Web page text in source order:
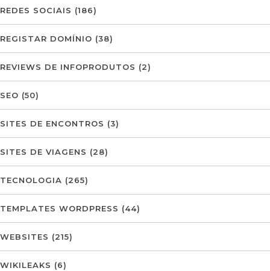
REDES SOCIAIS (186)
REGISTAR DOMÍNIO (38)
REVIEWS DE INFOPRODUTOS (2)
SEO (50)
SITES DE ENCONTROS (3)
SITES DE VIAGENS (28)
TECNOLOGIA (265)
TEMPLATES WORDPRESS (44)
WEBSITES (215)
WIKILEAKS (6)